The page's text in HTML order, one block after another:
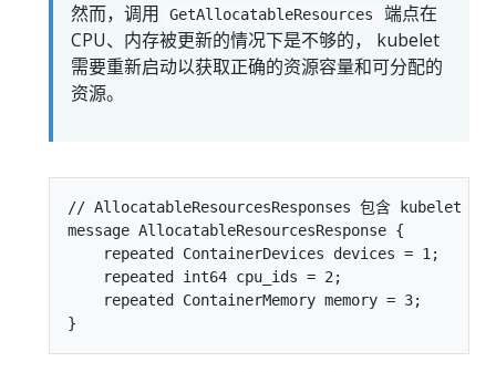
然而，调用
GetAllocatableResources
端点在
CPU、内存被更新的情况下是不够的， kubelet
需要重新启动以获取正确的资源容量和可分配的
资源。
// AllocatableResourcesResponses 包含 kubelet 所了
message AllocatableResourcesResponse {
    repeated ContainerDevices devices = 1;
    repeated int64 cpu_ids = 2;
    repeated ContainerMemory memory = 3;